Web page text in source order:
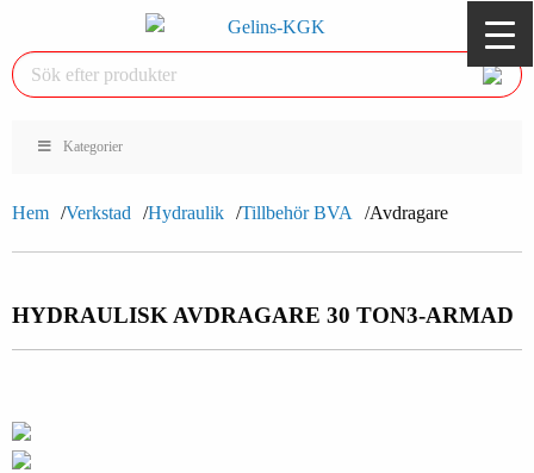
Kategorier
Hem Verkstad Hydraulik Tillbehör BVA Avdragare
HYDRAULISK AVDRAGARE 30 TON3-ARMAD